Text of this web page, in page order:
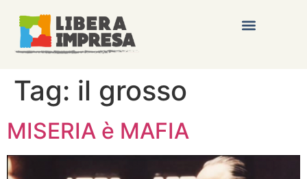
Tag: il grosso
MISERIA è MAFIA